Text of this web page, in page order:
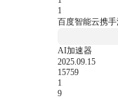
1
百度智能云携
AI加速器
2025.09.15
15759
1
9